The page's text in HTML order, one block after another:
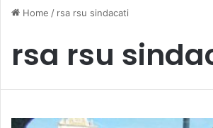
Home / rsa rsu sindacati
rsa rsu